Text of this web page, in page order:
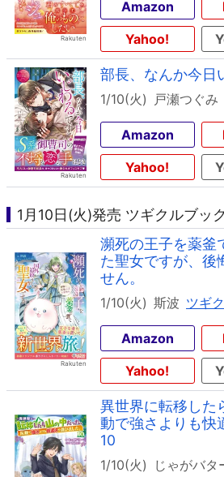
Amazon
Yahoo!
部長、なんか今日
1/10(火) 戸瀬つぐみ
Amazon
Yahoo!
1月10日(火)発売 ツギクルブッ
瀕死の王子を薬釜
た聖女ですが、後
せん。
1/10(火) 斯波 ツギ
Amazon
Yahoo!
異世界に転移した
動で強さよりも快
10
1/10(火) じゃがバタ